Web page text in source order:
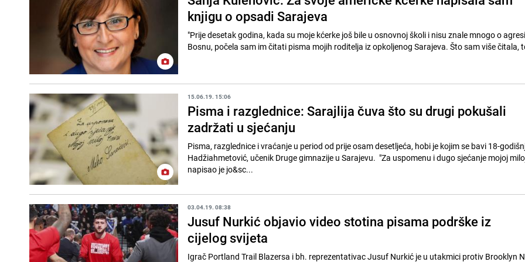
knjigu o opsadi Sarajeva
"Prije desetak godina, kada su moje kćerke još bile u osnovnoj školi i nisu znale mnogo o
Bosnu, počela sam im čitati pisma mojih roditelja iz opkoljenog Sarajeva. Što sam više čitala,
15.06.19. 15:06
Pisma i razglednice: Sarajlija čuva što su drugi pokušali
zadržati u sjećanju
Pisma, razglednice i vraćanje u period od prije osam desetljeća, hobi je kojim se bavi 18-
Hadžiahmetović, učenik Druge gimnazije u Sarajevu. "Za uspomenu i dugo sjećanje mojoj
napisao je jo&sc...
03.04.19. 08:38
Jusuf Nurkić objavio video stotina pisama podrške iz
cijelog svijeta
Igrač Portland Trail Blazersa i bh. reprezentativac Jusuf Nurkić je u utakmici protiv Brooklyn